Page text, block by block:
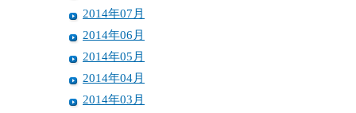
2014年07月
2014年06月
2014年05月
2014年04月
2014年03月